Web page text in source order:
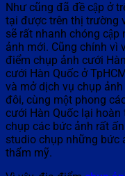
Như cũng đã đề cập ở
tại được trên thị trường
sẽ rất nhanh chóng
ảnh mới. Cũng chính vì
điểm chụp ảnh cưới
cưới Hàn Quốc ở
và mở dịch vụ chụp
đôi, cùng một phong
cưới Hàn Quốc lại
chụp các bức ảnh rất
studio chụp những bức
thẩm mỹ.